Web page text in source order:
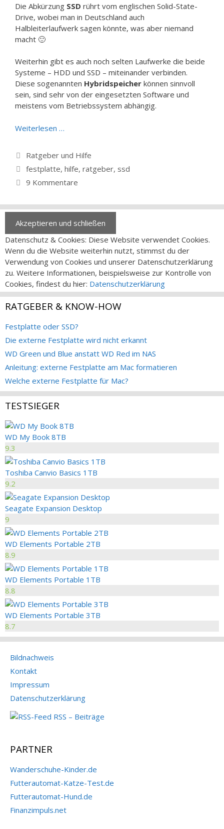
Die Abkürzung SSD rührt vom englischen Solid-State-
Drive, wobei man in Deutschland auch
Halbleiterlaufwerk sagen könnte, was aber niemand
macht 🙂
Weiterhin gibt es auch noch selten Laufwerke die beide
Systeme – HDD und SSD – miteinander verbinden.
Diese sogenannten Hybridspeicher können sinnvoll
sein, sind sehr von der eingesetzten Software und
meistens vom Betriebssystem abhängig.
Weiterlesen …
Kategorien
Ratgeber und Hilfe
Schlagwörter
festplatte, hilfe, ratgeber, ssd
9 Kommentare
Datenschutz & Cookies: Diese Website verwendet Cookies.
Wenn du die Website weiterhin nutzt, stimmst du der
Verwendung von Cookies und unserer Datenschutzerklärung
zu. Weitere Informationen, beispielsweise zur Kontrolle von
Cookies, findest du hier: Datenschutzerklärung
RATGEBER & KNOW-HOW
Festplatte oder SSD?
Die externe Festplatte wird nicht erkannt
WD Green und Blue anstatt WD Red im NAS
Anleitung: externe Festplatte am Mac formatieren
Welche externe Festplatte für Mac?
TESTSIEGER
WD My Book 8TB
9.3
Toshiba Canvio Basics 1TB
9.2
Seagate Expansion Desktop
9
WD Elements Portable 2TB
8.9
WD Elements Portable 1TB
8.8
WD Elements Portable 3TB
8.7
Bildnachweis
Kontakt
Impressum
Datenschutzerklärung
RSS – Beiträge
PARTNER
Wanderschuhe-Kinder.de
Futterautomat-Katze-Test.de
Futterautomat-Hund.de
Finanzimpuls.net